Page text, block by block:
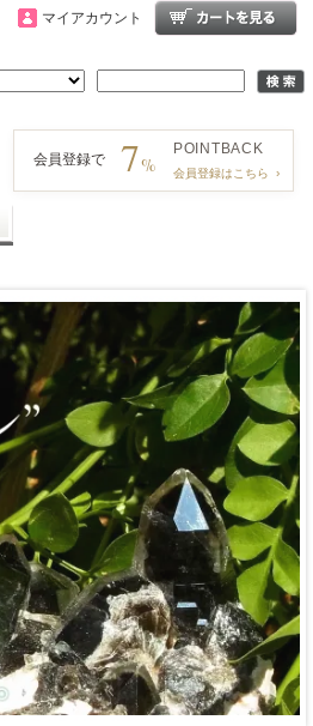
マイアカウント
会員登録で 7%
POINT BACK
会員登録はこちら ›